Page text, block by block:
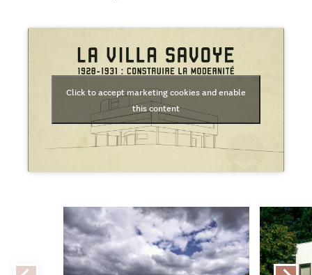
Click to accept marketing cookies and enable
this content